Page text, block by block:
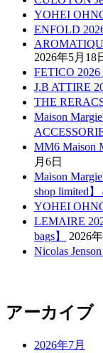
YOHEI
ENFOLD
2026年5月18
FETICO
J.B ATTIRE
THE
Maison
MM6 Maison
月6日
Maison
shop limited
YOHEI
LEMAIRE
bags】
2026
Nicolas
アーカイブ
2026年7月